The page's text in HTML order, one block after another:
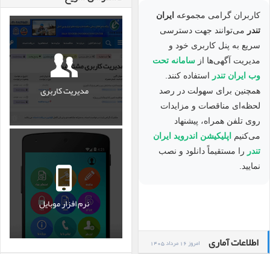
مدیریت کاربری
نرم افزار موبایل
کاربران گرامی مجموعه ایران
تندر می‌توانند جهت دسترسی
سریع به پنل کاربری خود و
مدیریت آگهی‌ها از سامانه تحت
وب ایران تندر استفاده کنند.
همچنین برای سهولت در رصد
لحظه‌ای مناقصات و مزایدات
روی تلفن همراه، پیشنهاد
می‌کنیم اپلیکیشن اندروید ایران
تندر را مستقیماً دانلود و نصب
نمایید.
اطلاعات آماری امروز 16 مرداد 1405